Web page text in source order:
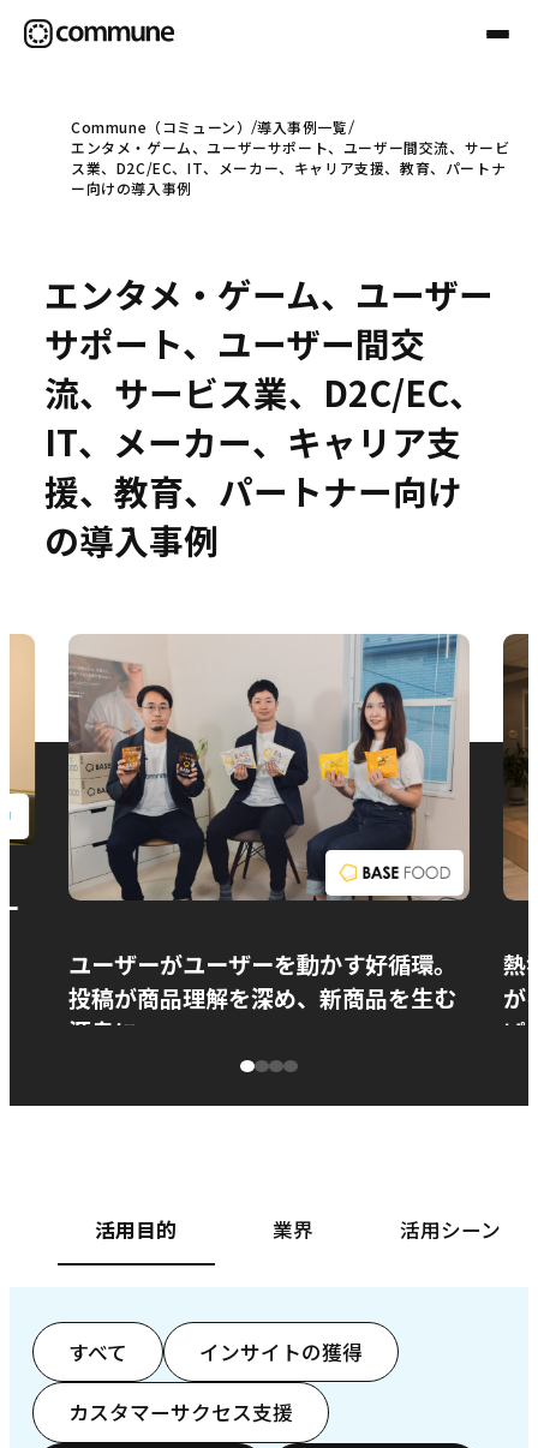
Communeについて
事例
お役立ち情報
Commune（コミューン）
導入事例一覧
エンタメ・ゲーム、ユーザーサポート、ユーザー間交流、サービ
ス業、D2C/EC、IT、メーカー、キャリア支援、教育、パートナ
ー向けの導入事例
エンタメ・ゲーム、ユーザー
サポート、ユーザー間交
流、サービス業、D2C/EC、
IT、メーカー、キャリア支
援、教育、パートナー向け
の導入事例
ユーザーがユーザーを動かす好循環。
投稿が商品理解を深め、新商品を生む
源泉に
熱
が
ぱ
活用目的 業界 活用シーン
すべて インサイトの獲得
カスタマーサクセス支援